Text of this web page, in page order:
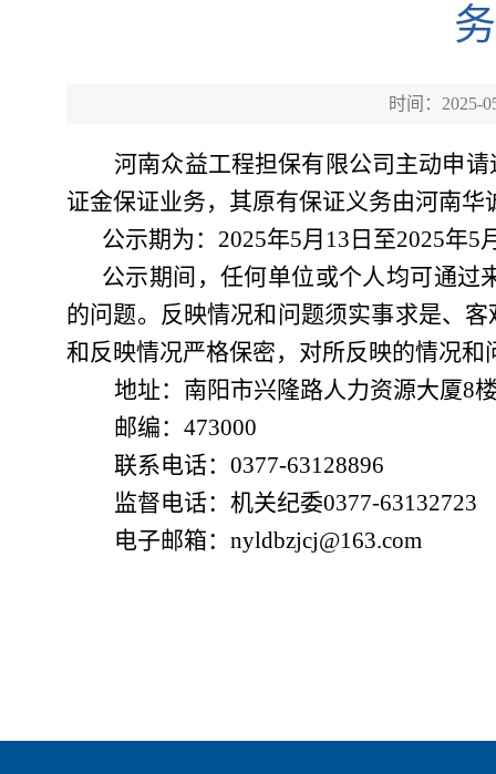
时间：2025-
河南众益工程担保有限公司主动申
证金保证业务， 其原有保证义务由河南华
公示期为： 2025年5月 13 日至2025年5
公示期间，任何单位或个人均可通过
的问题。反映情况和问题须实事求是、
和反映情况严格保密，对所反映的情况
地址：南阳市兴隆路人力资源大厦8
邮编： 473000
联系电话： 0377-63128896
监督电话：机关纪委0377-63132723
电子邮箱： nyldbzjcj@163.com